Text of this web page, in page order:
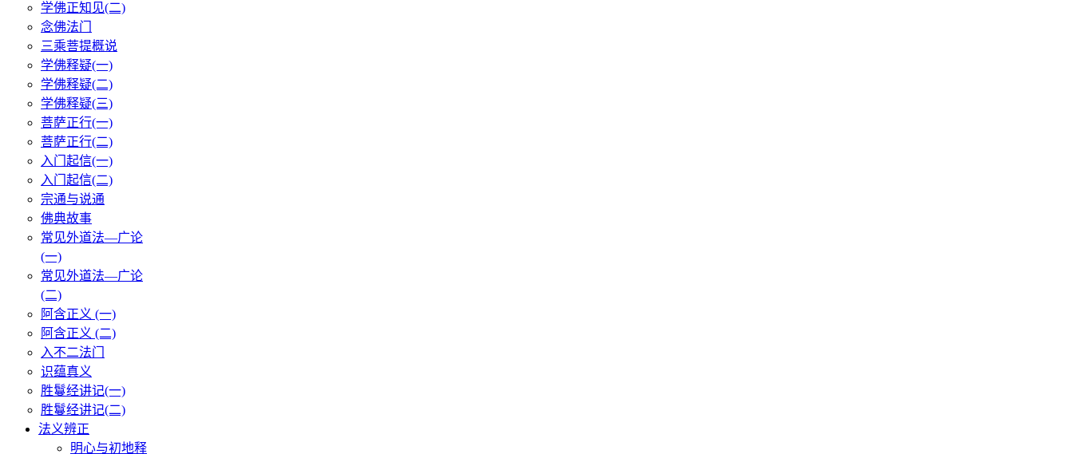
学佛正知见(二)
念佛法门
三乘菩提概说
学佛释疑(一)
学佛释疑(二)
学佛释疑(三)
菩萨正行(一)
菩萨正行(二)
入门起信(一)
入门起信(二)
宗通与说通
佛典故事
常见外道法—广论
(一)
常见外道法—广论
(二)
阿含正义 (一)
阿含正义 (二)
入不二法门
识蕴真义
胜鬘经讲记(一)
胜鬘经讲记(二)
法义辨正
明心与初地释